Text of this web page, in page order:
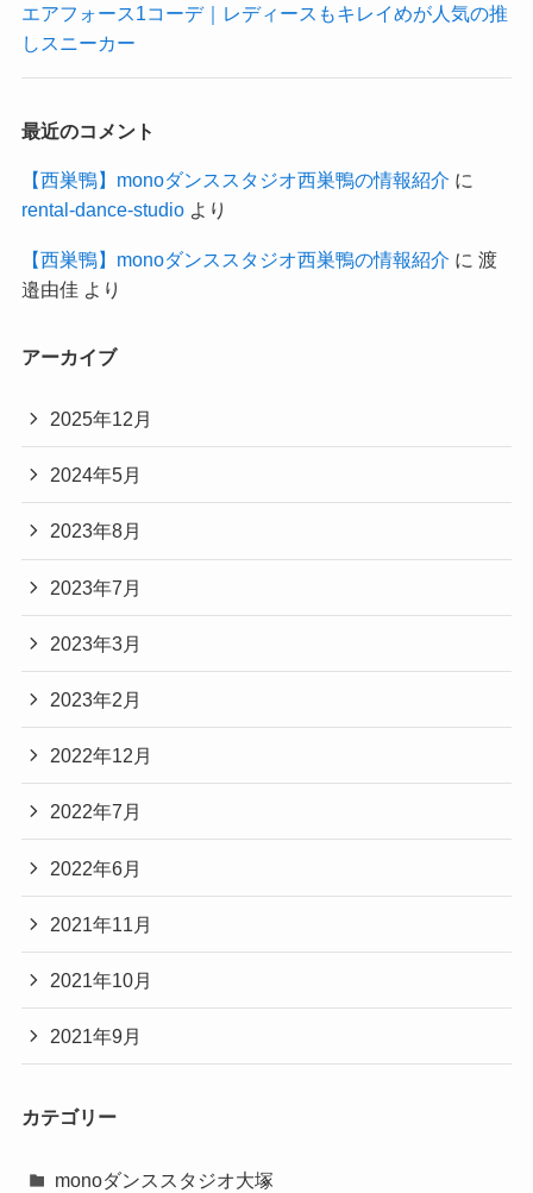
エアフォース1コーデ｜レディースもキレイめが人気の推
しスニーカー
最近のコメント
【西巣鴨】monoダンススタジオ西巣鴨の情報紹介 に
rental-dance-studioより
【西巣鴨】monoダンススタジオ西巣鴨の情報紹介 に 渡
邉由佳 より
アーカイブ
2025年12月
2024年5月
2023年8月
2023年7月
2023年3月
2023年2月
2022年12月
2022年7月
2022年6月
2021年11月
2021年10月
2021年9月
カテゴリー
monoダンススタジオ大塚